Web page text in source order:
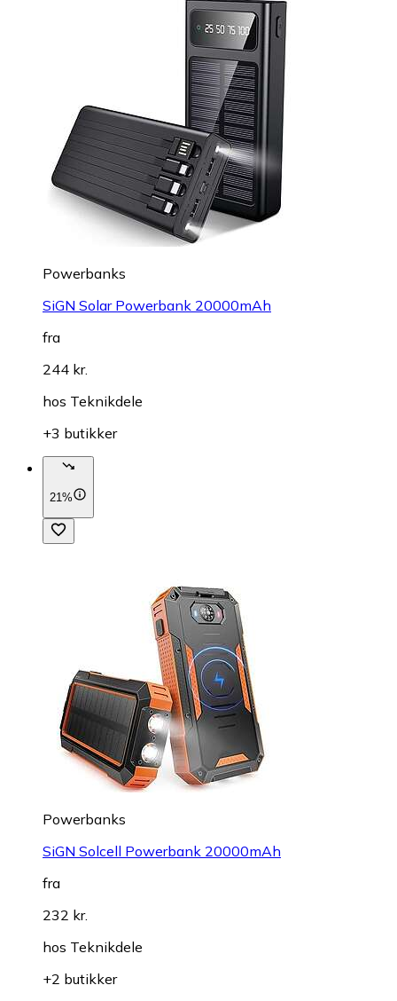
Powerbanks
SiGN Solar Powerbank 20000mAh
fra
244 kr.
hos Teknikdele
+3 butikker
21%
Powerbanks
SiGN Solcell Powerbank 20000mAh
fra
232 kr.
hos Teknikdele
+2 butikker